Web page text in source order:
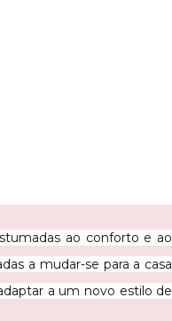
ao conforto e ao
a mudar-se para a casa
a um novo estilo de